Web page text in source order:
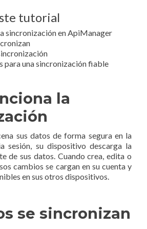
tutorial
sincronización en ApiManager
para una sincronización fiable
la
sus datos de forma segura en la
sesión, su dispositivo descarga la
de sus datos. Cuando crea, edita o
cambios se cargan en su cuenta y
en sus otros dispositivos.
se sincronizan